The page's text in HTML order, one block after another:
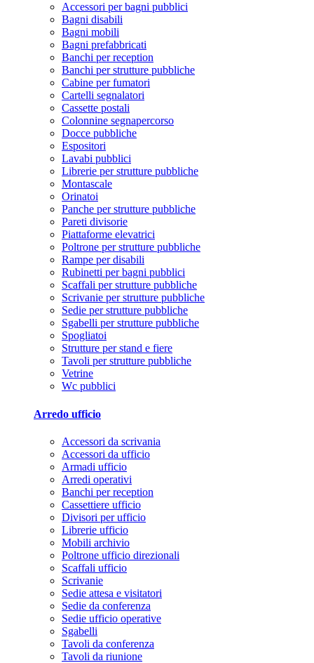
Accessori per bagni pubblici
Bagni disabili
Bagni mobili
Bagni prefabbricati
Banchi per reception
Banchi per strutture pubbliche
Cabine per fumatori
Cartelli segnalatori
Cassette postali
Colonnine segnapercorso
Docce pubbliche
Espositori
Lavabi pubblici
Librerie per strutture pubbliche
Montascale
Orinatoi
Panche per strutture pubbliche
Pareti divisorie
Piattaforme elevatrici
Poltrone per strutture pubbliche
Rampe per disabili
Rubinetti per bagni pubblici
Scaffali per strutture pubbliche
Scrivanie per strutture pubbliche
Sedie per strutture pubbliche
Sgabelli per strutture pubbliche
Spogliatoi
Strutture per stand e fiere
Tavoli per strutture pubbliche
Vetrine
Wc pubblici
Arredo ufficio
Accessori da scrivania
Accessori da ufficio
Armadi ufficio
Arredi operativi
Banchi per reception
Cassettiere ufficio
Divisori per ufficio
Librerie ufficio
Mobili archivio
Poltrone ufficio direzionali
Scaffali ufficio
Scrivanie
Sedie attesa e visitatori
Sedie da conferenza
Sedie ufficio operative
Sgabelli
Tavoli da conferenza
Tavoli da riunione